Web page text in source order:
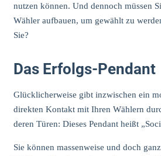
nutzen können. Und dennoch müssen
Wähler aufbauen, um gewählt zu
Sie?
Das Erfolgs-Pendant
Glücklicherweise gibt inzwischen ein
direkten Kontakt mit Ihren Wählern
deren Türen: Dieses Pendant heißt
Sie können massenweise und doch